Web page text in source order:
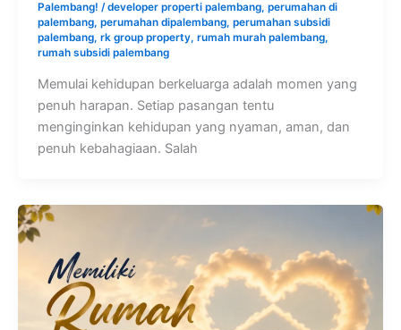
Palembang! /developer properti palembang, perumahan di
palembang, perumahan dipalembang, perumahan subsidi
palembang, rk group property, rumah murah palembang,
rumah subsidi palembang
Memulai kehidupan berkeluarga adalah momen yang
penuh harapan. Setiap pasangan tentu
menginginkan kehidupan yang nyaman, aman, dan
penuh kebahagiaan. Salah